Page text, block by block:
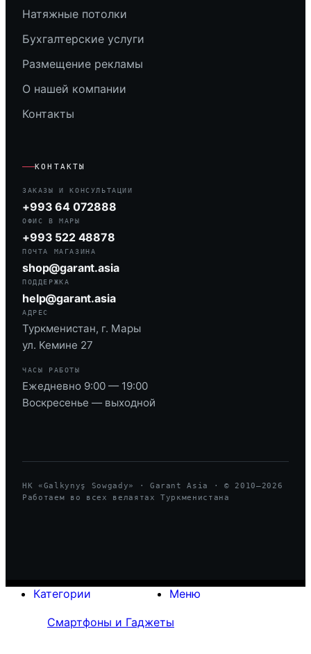
Натяжные потолки
Бухгалтерские услуги
Размещение рекламы
О нашей компании
Контакты
КОНТАКТЫ
ЗАКАЗЫ И КОНСУЛЬТАЦИИ
+993 64 072888
ОФИС В МАРЫ
+993 522 48878
ПОЧТА МАГАЗИНА
shop@garant.asia
ПОДДЕРЖКА
help@garant.asia
АДРЕС
Туркменистан, г. Мары
ул. Кемине 27
ЧАСЫ РАБОТЫ
Ежедневно 9:00 — 19:00
Воскресенье — выходной
HK «Galkynyş Sowgady» · Garant Asia · © 2010—2026
Работаем во всех велаятах Туркменистана
Меню
Категории
Смартфоны и Гаджеты